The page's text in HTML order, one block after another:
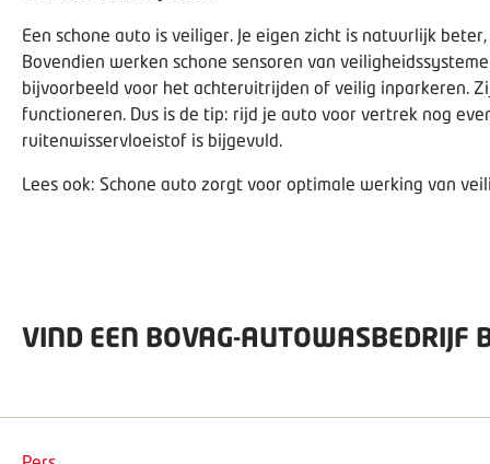
Een schone auto is veiliger. Je eigen zicht is natuurlijk
Bovendien werken schone sensoren van
bijvoorbeeld voor het achteruitrijden of veilig inparkeren.
functioneren. Dus is de tip: rijd je auto voor vertrek nog
ruitenwisservloeistof is bijgevuld.
Lees ook: Schone auto zorgt voor optimale werking van
VIND EEN BOVAG-AUTOWASBEDRIJF